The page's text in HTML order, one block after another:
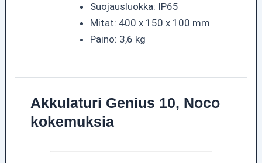
Suojausluokka: IP65
Mitat: 400 x 150 x 100 mm
Paino: 3,6 kg
Akkulaturi Genius 10, Noco
kokemuksia